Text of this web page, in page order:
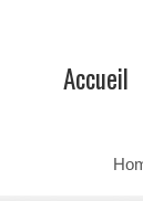
Accueil